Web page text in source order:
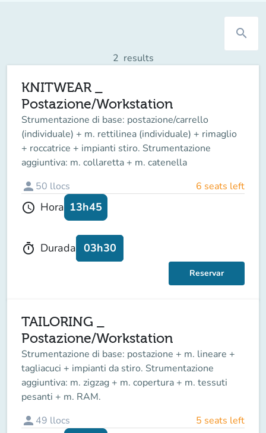
search
2 results
KNITWEAR _
Postazione/Workstation
Strumentazione di base: postazione/carrello
(individuale) + m. rettilinea (individuale) + rimaglio
+ roccatrice + impianti stiro. Strumentazione
aggiuntiva: m. collaretta + m. catenella
person 50 llocs 6 seats left
schedule Hora 13h45
timer Durada 03h30
Reservar
TAILORING _
Postazione/Workstation
Strumentazione di base: postazione + m. lineare +
tagliacuci + impianti da stiro. Strumentazione
aggiuntiva: m. zigzag + m. copertura + m. tessuti
pesanti + m. RAM.
person 49 llocs 5 seats left